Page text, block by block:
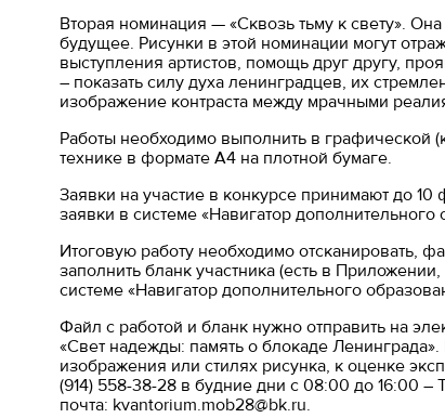
Вторая номинация — «Сквозь тьму к свету».
будущее. Рисунки в этой номинации могут
выступления артистов, помощь друг другу,
– показать силу духа ленинградцев, их
изображение контраста между мрачными
Работы необходимо выполнить в графической
технике в формате А4 на плотной бумаге.
Заявки на участие в конкурсе принимают до
заявки в системе «Навигатор
Итоговую работу необходимо отсканировать,
заполнить бланк участника (есть в
системе «Навигатор дополнительного
Файл с работой и бланк нужно отправить на
«Свет надежды: память о блокаде
изображения или стилях рисунка, к оценке
(914) 558-38-28 в будние дни с 08:00 до 16:00 –
почта: kvantorium.mob28@bk.ru.